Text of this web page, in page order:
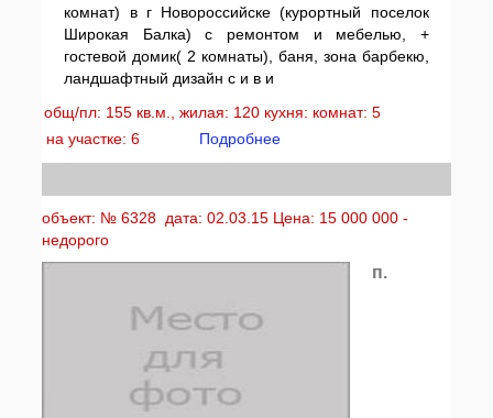
комнат) в г Новороссийске (курортный поселок
Широкая Балка) с ремонтом и мебелью, +
гостевой домик( 2 комнаты), баня, зона барбекю,
ландшафтный дизайн с и в и
общ/пл: 155 кв.м., жилая: 120 кухня: комнат: 5
на участке: 6
Подробнее
объект: № 6328 дата: 02.03.15 Цена: 15 000 000 -
недорого
п.